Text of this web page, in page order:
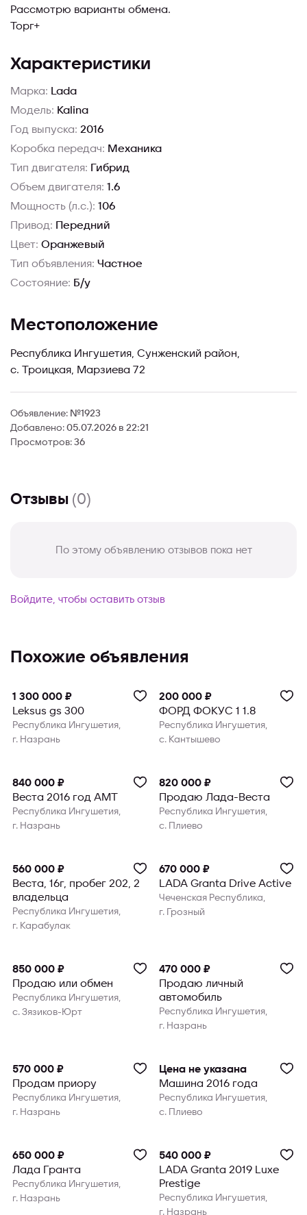
Рассмотрю варианты обмена.
Торг+
Характеристики
Марка: Lada
Модель: Kalina
Год выпуска: 2016
Коробка передач: Механика
Тип двигателя: Гибрид
Объем двигателя: 1.6
Мощность (л.с.): 106
Привод: Передний
Цвет: Оранжевый
Тип объявления: Частное
Состояние: Б/у
Местоположение
Республика Ингушетия, Сунженский район,
с. Троицкая, Марзиева 72
Объявление: №1923
Добавлено: 05.07.2026 в 22:21
Просмотров: 36
Отзывы (0)
По этому объявлению отзывов пока нет
Войдите, чтобы оставить отзыв
Похожие объявления
Продвинуто
1 300 000 ₽
Leksus gs 300
Республика Ингушетия,
г. Назрань
Продвинуто
200 000 ₽
ФОРД ФОКУС 1 1.8
Республика Ингушетия,
с. Кантышево
840 000 ₽
Веста 2016 год АМТ
Республика Ингушетия,
г. Назрань
820 000 ₽
Продаю Лада-Веста
Республика Ингушетия,
с. Плиево
560 000 ₽
Веста, 16г, пробег 202, 2
владельца
Республика Ингушетия,
г. Карабулак
670 000 ₽
LADA Granta Drive Active
Чеченская Республика,
г. Грозный
850 000 ₽
Продаю или обмен
Республика Ингушетия,
с. Зязиков-Юрт
470 000 ₽
Продаю личный
автомобиль
Республика Ингушетия,
г. Назрань
570 000 ₽
Продам приору
Республика Ингушетия,
г. Назрань
Цена не указана
Машина 2016 года
Республика Ингушетия,
с. Плиево
650 000 ₽
Лада Гранта
Республика Ингушетия,
г. Назрань
540 000 ₽
LADA Granta 2019 Luxe
Prestige
Республика Ингушетия,
г. Назрань